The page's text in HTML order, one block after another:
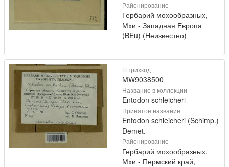
Районирование
Гербарий мохообразных,
Мхи - Западная Европа
(BEu) (Неизвестно)
Штрихкод
MW9038500
Название в коллекции
Entodon schleicheri
Принятое название
Entodon schleicheri (Schimp.)
Demet.
Районирование
Гербарий мохообразных,
Мхи - Пермский край,